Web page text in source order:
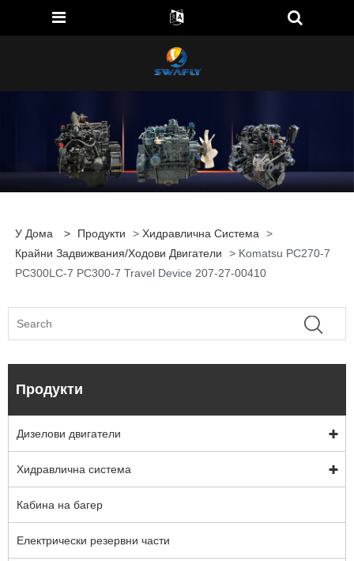
У Дома > Продукти > Хидравлична Система >
Крайни Задвижвания/ходови Двигатели
> Komatsu PC270-7
PC300LC-7 PC300-7 Travel Device 207-27-00410
Продукти
Дизелови двигатели
Хидравлична система
Кабина на багер
Електрически резервни части